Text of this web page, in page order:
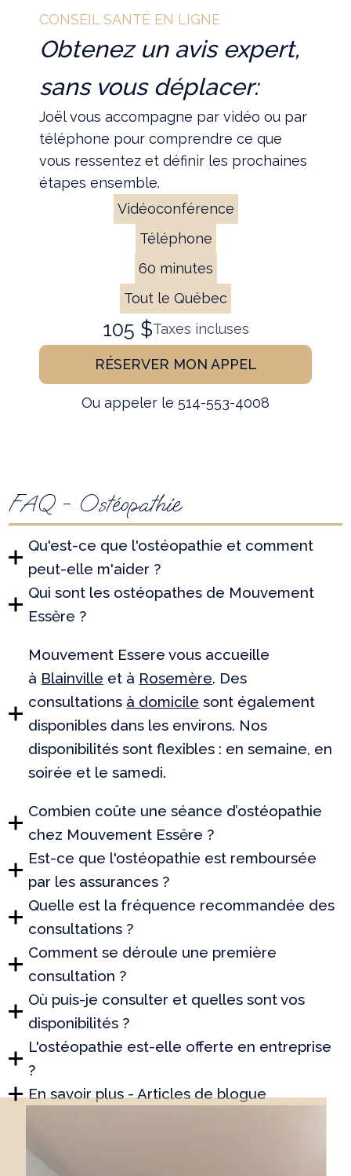
CONSEIL SANTÉ EN LIGNE
Obtenez un avis expert,
sans vous déplacer:
Joël vous accompagne par vidéo ou par
téléphone pour comprendre ce que
vous ressentez et définir les prochaines
étapes ensemble.
Vidéoconférence
Téléphone
60 minutes
Tout le Québec
105 $Taxes incluses
RÉSERVER MON APPEL
Ou appeler le 514-553-4008
FAQ - Ostéopathie
Qu'est-ce que l'ostéopathie et comment
peut-elle m'aider ?
Qui sont les ostéopathes de Mouvement
Essĕre ?
Mouvement Essere vous accueille
à Blainville et à Rosemère. Des
consultations à domicile sont également
disponibles dans les environs. Nos
disponibilités sont flexibles : en semaine, en
soirée et le samedi.
Combien coûte une séance d’ostéopathie
chez Mouvement Essĕre ?
Est-ce que l'ostéopathie est remboursée
par les assurances ?
Quelle est la fréquence recommandée des
consultations ?
Comment se déroule une première
consultation ?
Où puis-je consulter et quelles sont vos
disponibilités ?
L'ostéopathie est-elle offerte en entreprise
?
En savoir plus - Articles de blogue